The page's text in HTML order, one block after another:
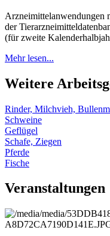
Arzneimittelanwendungen
der
(für zweite
Mehr lesen...
Weitere
Rinder, Milchvieh,
Schweine
Geflügel
Schafe, Ziegen
Pferde
Fische
Veranstaltungen